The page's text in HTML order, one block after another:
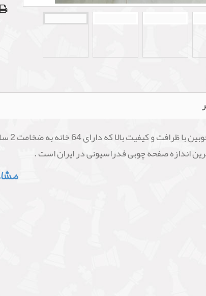
اندازه صفحه چوبی فدراسیونی در ایران است .